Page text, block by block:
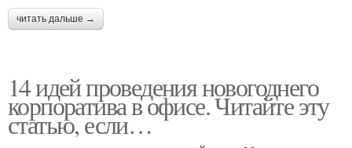
читать дальше →
14 идей проведения новогоднего
корпоратива в офисе. Читайте эту
статью, если…